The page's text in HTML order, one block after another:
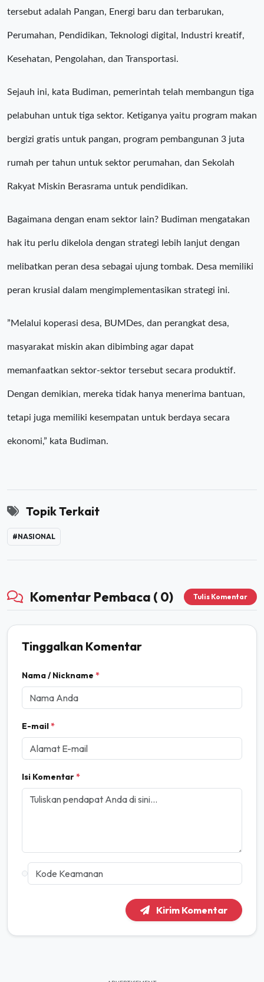
tersebut adalah Pangan, Energi baru dan terbarukan,
Perumahan, Pendidikan, Teknologi digital, Industri kreatif,
Kesehatan, Pengolahan, dan Transportasi.
Sejauh ini, kata Budiman, pemerintah telah membangun tiga
pelabuhan untuk tiga sektor. Ketiganya yaitu program makan
bergizi gratis untuk pangan, program pembangunan 3 juta
rumah per tahun untuk sektor perumahan, dan Sekolah
Rakyat Miskin Berasrama untuk pendidikan.
Bagaimana dengan enam sektor lain? Budiman mengatakan
hak itu perlu dikelola dengan strategi lebih lanjut dengan
melibatkan peran desa sebagai ujung tombak. Desa memiliki
peran krusial dalam mengimplementasikan strategi ini.
”Melalui koperasi desa, BUMDes, dan perangkat desa,
masyarakat miskin akan dibimbing agar dapat
memanfaatkan sektor-sektor tersebut secara produktif.
Dengan demikian, mereka tidak hanya menerima bantuan,
tetapi juga memiliki kesempatan untuk berdaya secara
ekonomi,” kata Budiman.
Topik Terkait
#NASIONAL
Komentar Pembaca ( 0) Tulis Komentar
Tinggalkan Komentar
Nama / Nickname *
E-mail*
Isi Komentar*
Kirim Komentar